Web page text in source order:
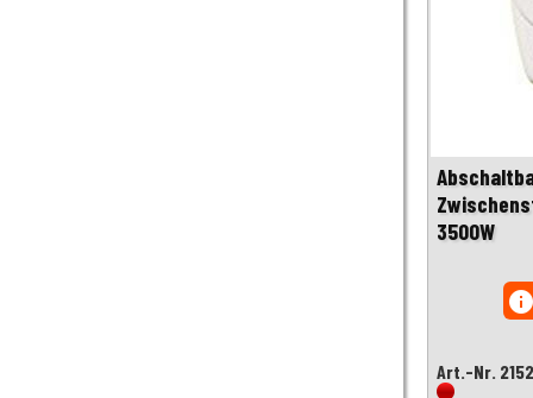
3500W
Art.-Nr.